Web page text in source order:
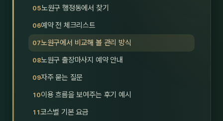
노원구 행정동에서 찾기
예약 전 체크리스트
노원구에서 비교해 볼 관리 방식
노원구 출장마사지 예약 안내
자주 묻는 질문
이용 흐름을 보여주는 후기 예시
코스별 기본 요금